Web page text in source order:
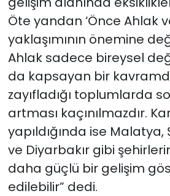
Öte yandan ‘Önce Ahlak
yaklaşımının önemine
Ahlak sadece bireysel
da kapsayan bir
zayıfladığı toplumlarda
artması kaçınılmazdır.
yapıldığında ise Malatya,
ve Diyarbakır gibi
daha güçlü bir gelişim
edilebilir” dedi.